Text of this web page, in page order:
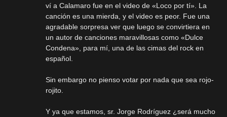
ví a Calamaro fue en el video de «Loco por tí». La
canción es una mierda, y el video es peor. Fue una
agradable sorpresa ver que luego se convirtiera en
un autor de canciones maravillosas como «Dulce
Condena», para mí, una de las cimas del rock en
español.
Sin embargo no pienso votar por nada que sea rojo-
rojito.
Y ya que estamos, sr. Jorge Rodríguez ¿será mucho